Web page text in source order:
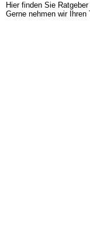
Hier finden Sie
Gerne nehmen wir Ihren